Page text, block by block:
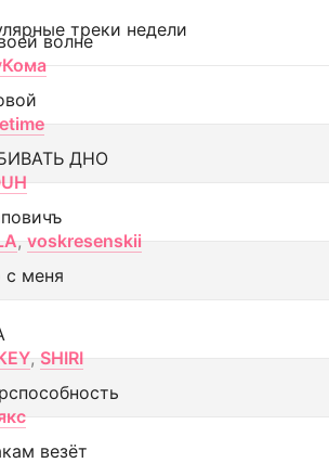
треки недели
волне
ДНО
, voskresenskii
с меня
, SHIRI
везёт